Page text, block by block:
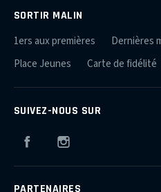
SORTIR MALIN
1ers aux premières Dernières
Place Jeunes
Carte de fidélité
SUIVEZ-NOUS SUR
Facebook
PARTENAIRES